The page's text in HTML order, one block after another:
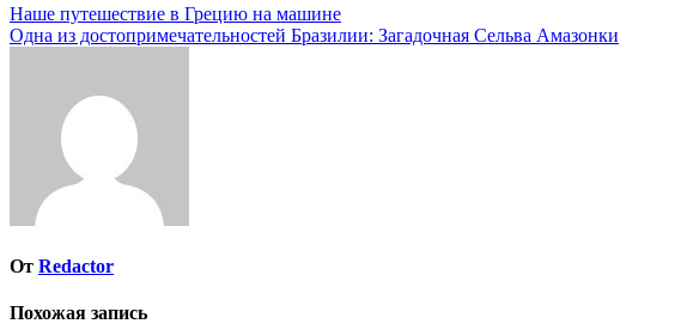
Навигация
по
Наше путешествие в Грецию на машине
Одна из достопримечательностей Бразилии: Загадочная Сельва Амазонки
От Redactor
Похожая запись